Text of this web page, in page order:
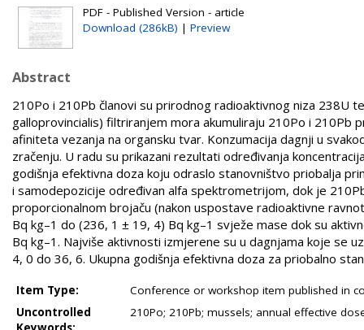
PDF - Published Version - article
Download (286kB) | Preview
Abstract
210Po i 210Pb članovi su prirodnog radioaktivnog niza 238U
galloprovincialis) filtriranjem mora akumuliraju 210Po i 210Pb
afiniteta vezanja na organsku tvar. Konzumacija dagnji u
zračenju. U radu su prikazani rezultati određivanja
godišnja efektivna doza koju odraslo stanovništvo priobalja
i samodepozicije određivan alfa spektrometrijom, dok je
proporcionalnom brojaču (nakon uspostave radioaktivne
Bq kg–1 do (236, 1 ± 19, 4) Bq kg–1 svježe mase dok su
Bq kg–1. Najviše aktivnosti izmjerene su u dagnjama koje se
4, 0 do 36, 6. Ukupna godišnja efektivna doza za priobalno
Item Type:
Conference or workshop item published in
Uncontrolled
210Po; 210Pb; mussels; annual effective